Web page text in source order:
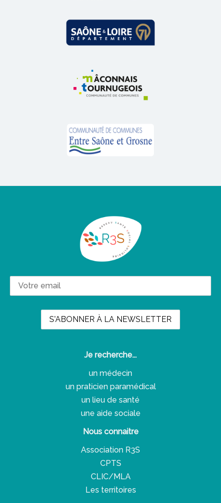
Je recherche...
un médecin
un praticien paramédical
un lieu de santé
une aide sociale
Nous connaitre
Association R3S
CPTS
CLIC/MLA
Les territoires